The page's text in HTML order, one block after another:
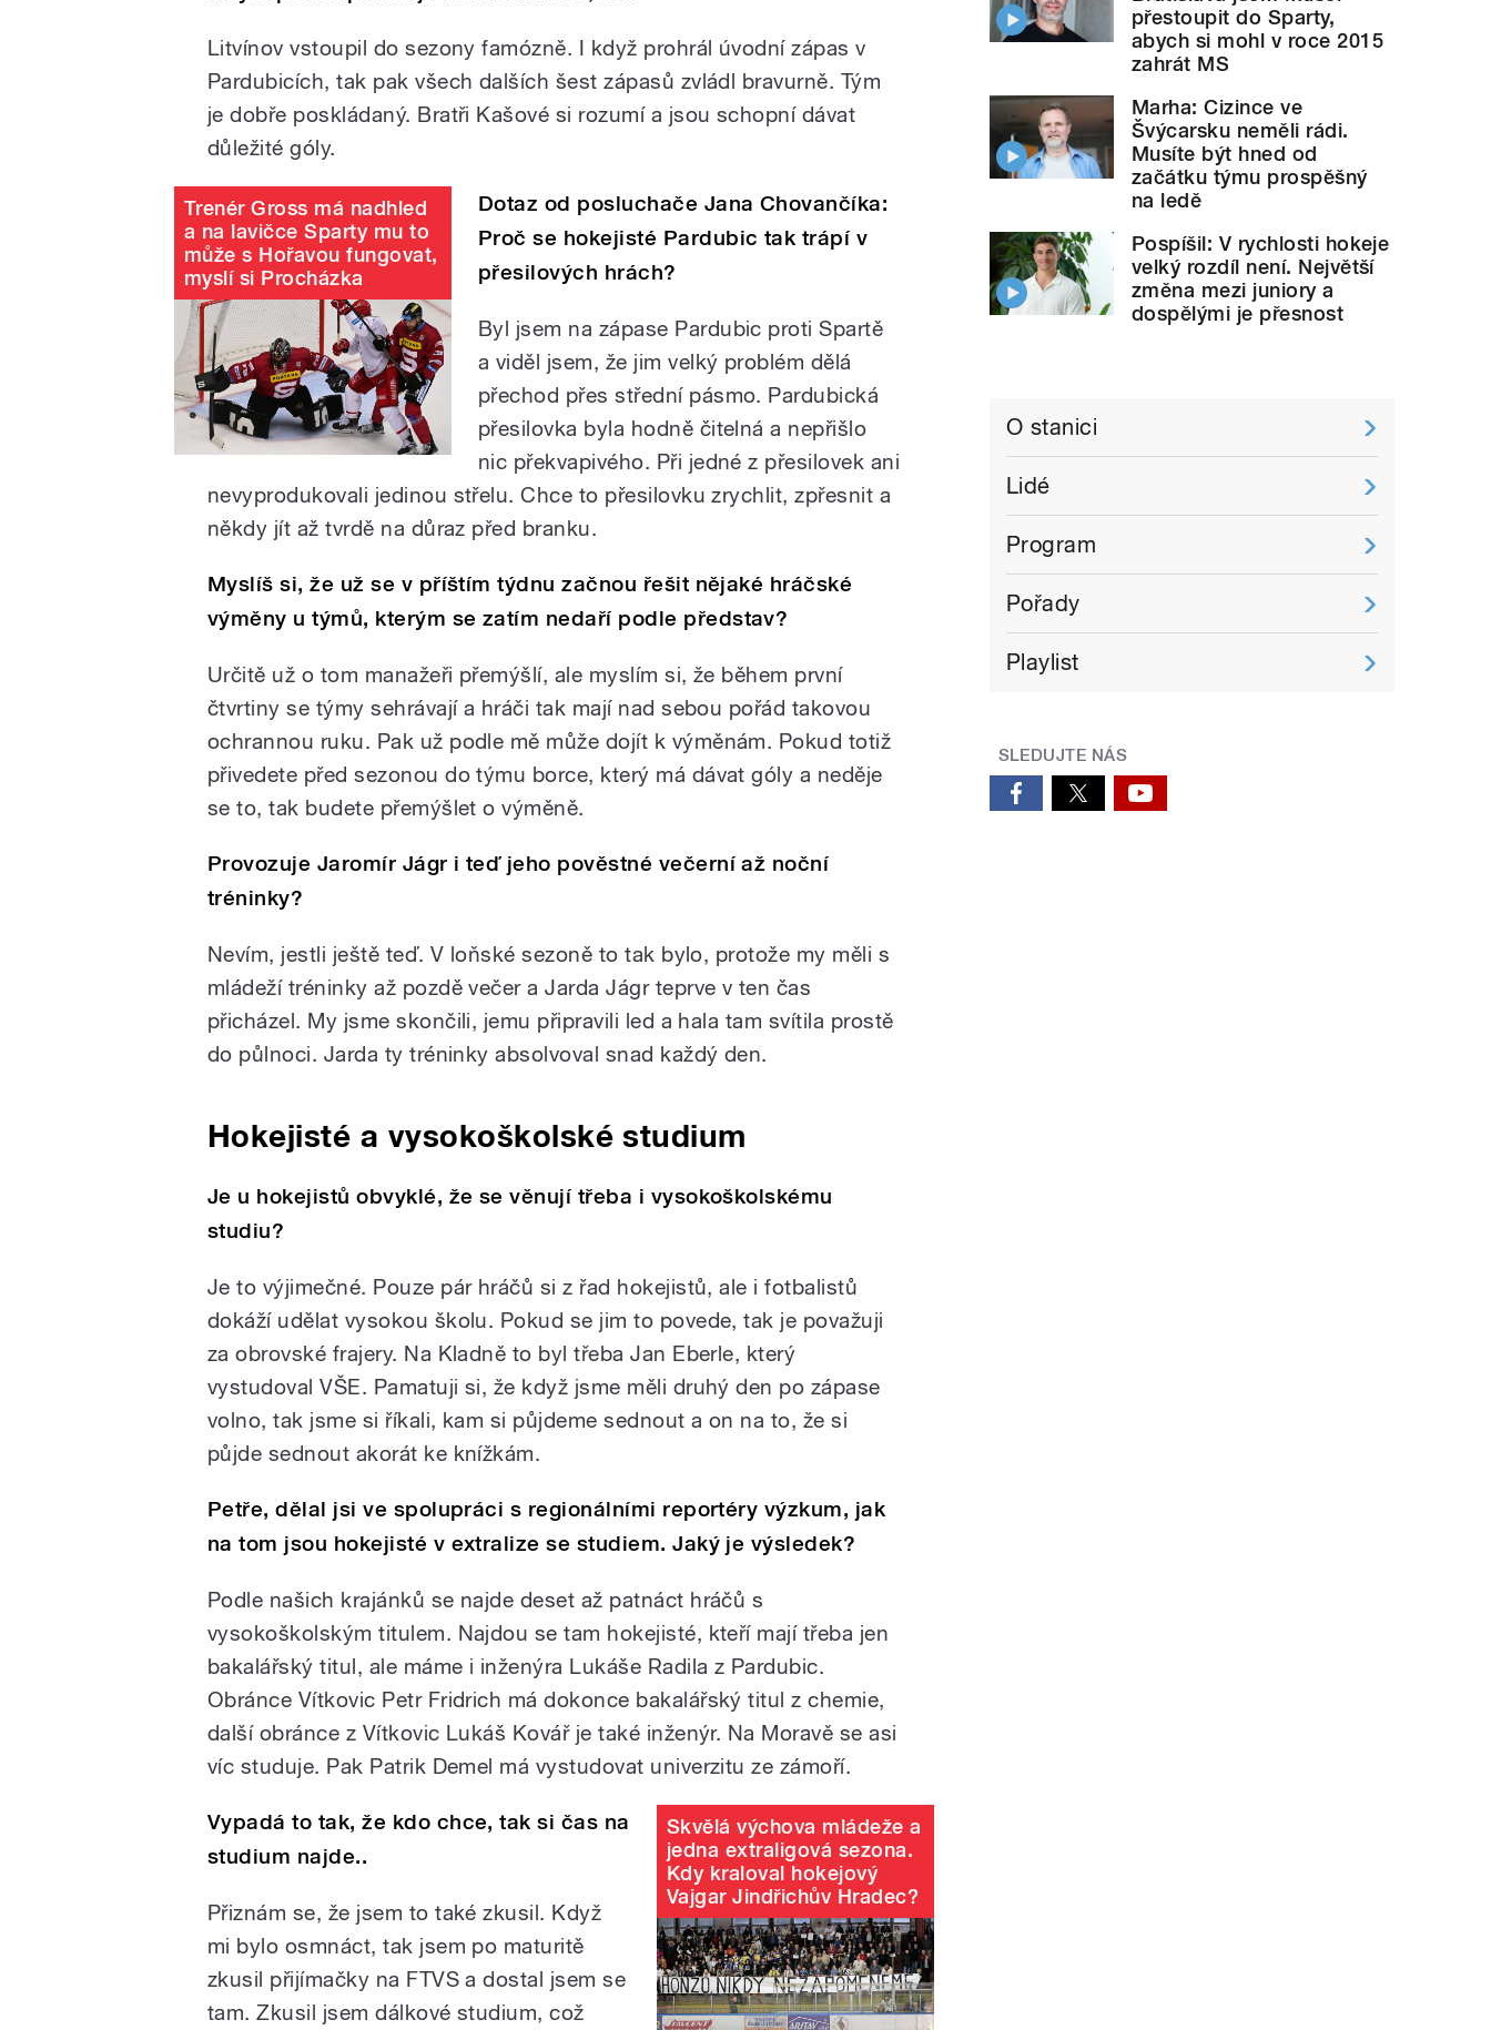
Litvínov vstoupil do sezony famózně. I když prohrál úvodní zápas v
Pardubicích, tak pak všech dalších šest zápasů zvládl bravurně. Tým
je dobře poskládaný. Bratři Kašové si rozumí a jsou schopní dávat
důležité góly.
Trenér Gross má nadhled
a na lavičce Sparty mu to
může s Hořavou fungovat,
myslí si Procházka
Dotaz od posluchače Jana Chovančíka:
Proč se hokejisté Pardubic tak trápí v
přesilových hrách?
Byl jsem na zápase Pardubic proti Spartě
a viděl jsem, že jim velký problém dělá
přechod přes střední pásmo. Pardubická
přesilovka byla hodně čitelná a nepřišlo
nic překvapivého. Při jedné z přesilovek ani
nevyprodukovali jedinou střelu. Chce to přesilovku zrychlit, zpřesnit a
někdy jít až tvrdě na důraz před branku.
Myslíš si, že už se v příštím týdnu začnou řešit nějaké hráčské
výměny u týmů, kterým se zatím nedaří podle představ?
Určitě už o tom manažeři přemýšlí, ale myslím si, že během první
čtvrtiny se týmy sehrávají a hráči tak mají nad sebou pořád takovou
ochrannou ruku. Pak už podle mě může dojít k výměnám. Pokud totiž
přivedete před sezonou do týmu borce, který má dávat góly a neděje
se to, tak budete přemýšlet o výměně.
Provozuje Jaromír Jágr i teď jeho pověstné večerní až noční
tréninky?
Nevím, jestli ještě teď. V loňské sezoně to tak bylo, protože my měli s
mládeží tréninky až pozdě večer a Jarda Jágr teprve v ten čas
přicházel. My jsme skončili, jemu připravili led a hala tam svítila prostě
do půlnoci. Jarda ty tréninky absolvoval snad každý den.
Hokejisté a vysokoškolské studium
Je u hokejistů obvyklé, že se věnují třeba i vysokoškolskému
studiu?
Je to výjimečné. Pouze pár hráčů si z řad hokejistů, ale i fotbalistů
dokáží udělat vysokou školu. Pokud se jim to povede, tak je považuji
za obrovské frajery. Na Kladně to byl třeba Jan Eberle, který
vystudoval VŠE. Pamatuji si, že když jsme měli druhý den po zápase
volno, tak jsme si říkali, kam si půjdeme sednout a on na to, že si
půjde sednout akorát ke knížkám.
Petře, dělal jsi ve spolupráci s regionálními reportéry výzkum, jak
na tom jsou hokejisté v extralize se studiem. Jaký je výsledek?
Podle našich krajánků se najde deset až patnáct hráčů s
vysokoškolským titulem. Najdou se tam hokejisté, kteří mají třeba jen
bakalářský titul, ale máme i inženýra Lukáše Radila z Pardubic.
Obránce Vítkovic Petr Fridrich má dokonce bakalářský titul z chemie,
další obránce z Vítkovic Lukáš Kovář je také inženýr. Na Moravě se asi
víc studuje. Pak Patrik Demel má vystudovat univerzitu ze zámoří.
Skvělá výchova mládeže a
jedna extraligová sezona.
Kdy kraloval hokejový
Vajgar Jindřichův Hradec?
Vypadá to tak, že kdo chce, tak si čas na
studium najde..
Přiznám se, že jsem to také zkusil. Když
mi bylo osmnáct, tak jsem po maturitě
zkusil přijímačky na FTVS a dostal jsem se
tam. Zkusil jsem dálkové studium, což
přestoupit do Sparty,
abych si mohl v roce 2015
zahrát MS
Marha: Cizince ve
Švýcarsku neměli rádi.
Musíte být hned od
začátku týmu prospěšný
na ledě
Pospíšil: V rychlosti hokeje
velký rozdíl není. Největší
změna mezi juniory a
dospělými je přesnost
O stanici
Lidé
Program
Pořady
Playlist
SLEDUJTE NÁS